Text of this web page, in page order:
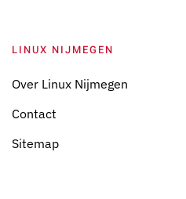
LINUX NIJMEGEN
Over Linux Nijmegen
Contact
Sitemap